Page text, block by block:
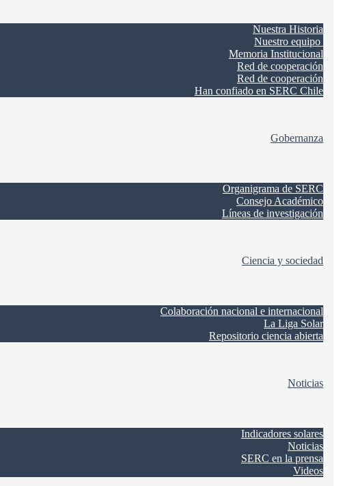
Nuestra Historia
Nuestro equipo
Memoria Institucional
Red de cooperación
Red de cooperación
Han confiado en SERC Chile
Gobernanza
Organigrama de SERC
Consejo Académico
Líneas de investigación
Ciencia y sociedad
Colaboración nacional e internacional
La Liga Solar
Repositorio ciencia abierta
Noticias
Indicadores solares
Noticias
SERC en la prensa
Videos